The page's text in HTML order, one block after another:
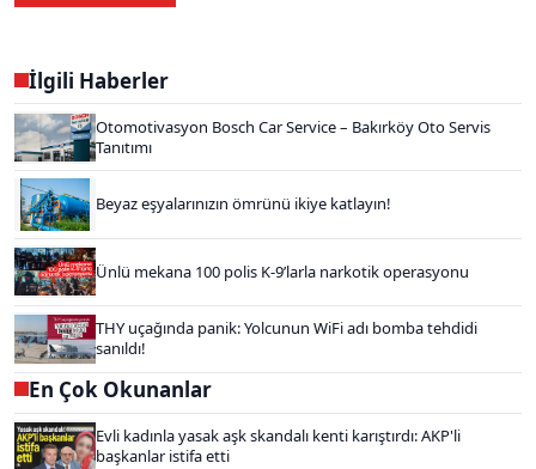
İlgili Haberler
Otomotivasyon Bosch Car Service – Bakırköy Oto Servis
Tanıtımı
Beyaz eşyalarınızın ömrünü ikiye katlayın!
Ünlü mekana 100 polis K-9’larla narkotik operasyonu
THY uçağında panik: Yolcunun WiFi adı bomba tehdidi
sanıldı!
En Çok Okunanlar
Evli kadınla yasak aşk skandalı kenti karıştırdı: AKP'li
başkanlar istifa etti